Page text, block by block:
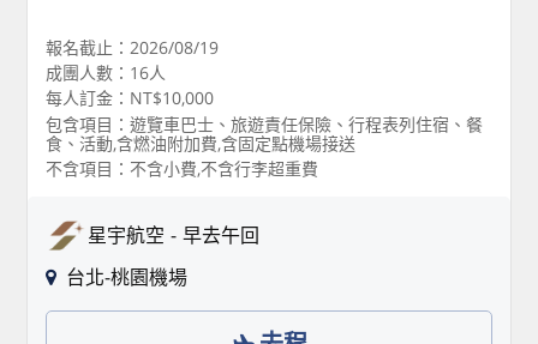
報名截止：2026/08/19
成團人數：16人
每人訂金：NT$10,000
包含項目：遊覽車巴士、旅遊責任保險、行程表列住宿、餐
食、活動,含燃油附加費,含固定點機場接送
不含項目：不含小費,不含行李超重費
星宇航空
早去午回
台北-桃園機場